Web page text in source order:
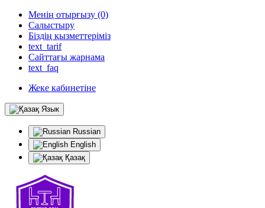
Менің отырғызу (0)
Салыстыру
Біздің қызметтеріміз
text_tarif
Сайттағы жарнама
text_faq
Жеке кабинетіне
Язык
Russian
English
Қазақ